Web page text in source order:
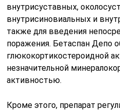
внутрисуставных,
внутрисиновиальных и
также для введения
поражения. Бетаспан Депо
глюкокортикостероидной
незначительной
активностью.
Кроме этого, препарат